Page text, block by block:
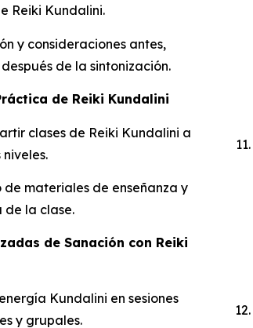
Reiki Kundalini.
y consideraciones antes,
de la sintonización.
de Reiki Kundalini
clases de Reiki Kundalini a
de materiales de enseñanza y
de la clase.
de Sanación con Reiki
Kundalini en sesiones
y grupales.